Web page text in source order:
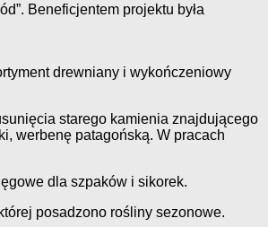
Beneficjentem projektu była
drewniany i wykończeniowy
starego kamienia znajdującego
werbenę patagońską. W pracach
dla szpaków i sikorek.
posadzono rośliny sezonowe.